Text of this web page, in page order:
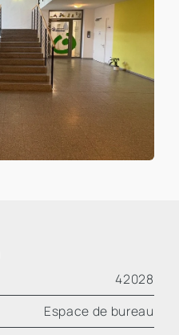
42028
Espace de bureau